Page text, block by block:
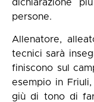
dichiarazione
persone.
Allenatore,
tecnici sarà
finiscono sul
esempio in
giù di tono di